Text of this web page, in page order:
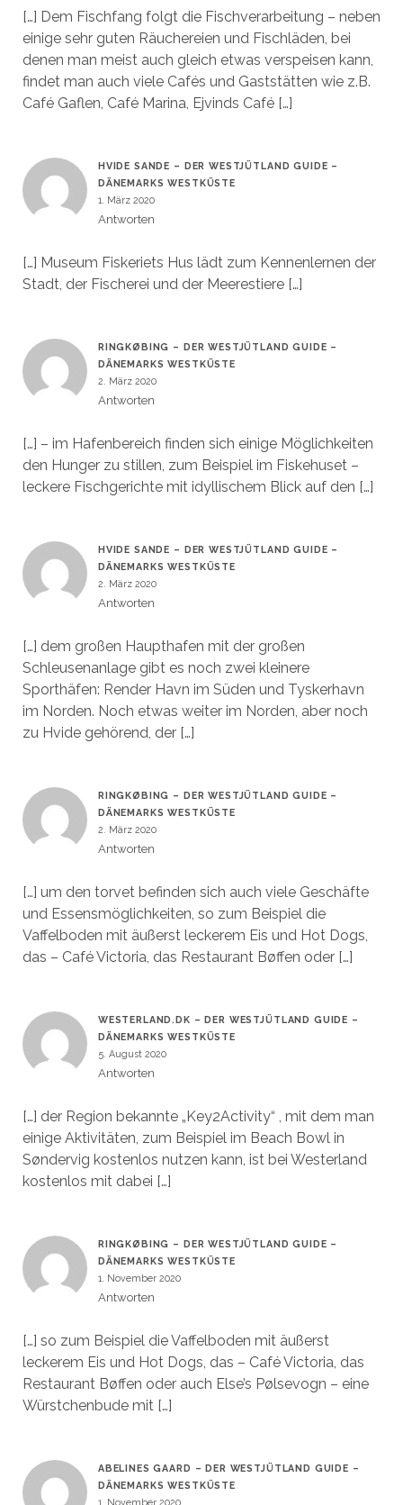
[…] Dem Fischfang folgt die Fischverarbeitung – neben
einige sehr guten Räuchereien und Fischläden, bei
denen man meist auch gleich etwas verspeisen kann,
findet man auch viele Cafés und Gaststätten wie z.B.
Café Gaflen, Café Marina, Ejvinds Café […]
HVIDE SANDE – DER WESTJÜTLAND GUIDE –
DÄNEMARKS WESTKÜSTE
1. März 2020
Antworten
[…] Museum Fiskeriets Hus lädt zum Kennenlernen der
Stadt, der Fischerei und der Meerestiere […]
RINGKØBING – DER WESTJÜTLAND GUIDE –
DÄNEMARKS WESTKÜSTE
2. März 2020
Antworten
[…] – im Hafenbereich finden sich einige Möglichkeiten
den Hunger zu stillen, zum Beispiel im Fiskehuset –
leckere Fischgerichte mit idyllischem Blick auf den […]
HVIDE SANDE – DER WESTJÜTLAND GUIDE –
DÄNEMARKS WESTKÜSTE
2. März 2020
Antworten
[…] dem großen Haupthafen mit der großen
Schleusenanlage gibt es noch zwei kleinere
Sporthäfen: Render Havn im Süden und Tyskerhavn
im Norden. Noch etwas weiter im Norden, aber noch
zu Hvide gehörend, der […]
RINGKØBING – DER WESTJÜTLAND GUIDE –
DÄNEMARKS WESTKÜSTE
2. März 2020
Antworten
[…] um den torvet befinden sich auch viele Geschäfte
und Essensmöglichkeiten, so zum Beispiel die
Vaffelboden mit äußerst leckerem Eis und Hot Dogs,
das – Café Victoria, das Restaurant Bøffen oder […]
WESTERLAND.DK – DER WESTJÜTLAND GUIDE –
DÄNEMARKS WESTKÜSTE
5. August 2020
Antworten
[…] der Region bekannte „Key2Activity“ , mit dem man
einige Aktivitäten, zum Beispiel im Beach Bowl in
Søndervig kostenlos nutzen kann, ist bei Westerland
kostenlos mit dabei […]
RINGKØBING – DER WESTJÜTLAND GUIDE –
DÄNEMARKS WESTKÜSTE
1. November 2020
Antworten
[…] so zum Beispiel die Vaffelboden mit äußerst
leckerem Eis und Hot Dogs, das – Café Victoria, das
Restaurant Bøffen oder auch Else’s Pølsevogn – eine
Würstchenbude mit […]
ABELINES GAARD – DER WESTJÜTLAND GUIDE –
DÄNEMARKS WESTKÜSTE
1. November 2020